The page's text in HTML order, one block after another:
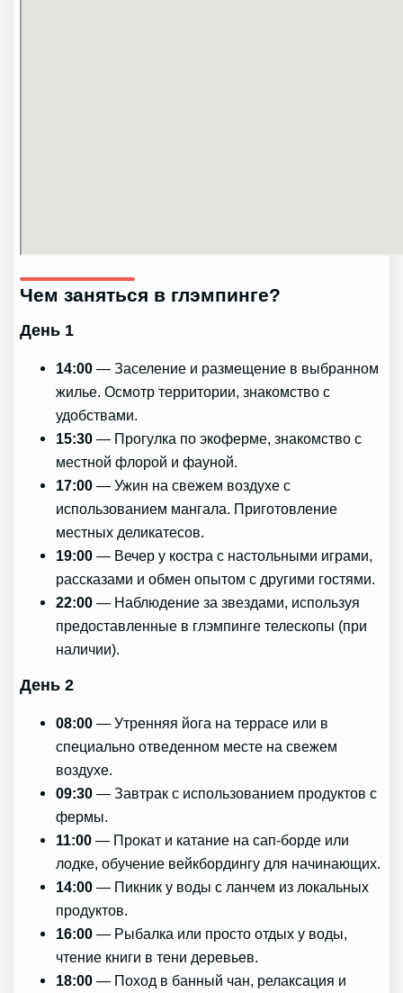
Чем заняться в глэмпинге?
День 1
14:00 — Заселение и размещение в выбранном
жилье. Осмотр территории, знакомство с
удобствами.
15:30 — Прогулка по экоферме, знакомство с
местной флорой и фауной.
17:00 — Ужин на свежем воздухе с
использованием мангала. Приготовление
местных деликатесов.
19:00 — Вечер у костра с настольными играми,
рассказами и обмен опытом с другими гостями.
22:00 — Наблюдение за звездами, используя
предоставленные в глэмпинге телескопы (при
наличии).
День 2
08:00 — Утренняя йога на террасе или в
специально отведенном месте на свежем
воздухе.
09:30 — Завтрак с использованием продуктов с
фермы.
11:00 — Прокат и катание на сап-борде или
лодке, обучение вейкбордингу для начинающих.
14:00 — Пикник у воды с ланчем из локальных
продуктов.
16:00 — Рыбалка или просто отдых у воды,
чтение книги в тени деревьев.
18:00 — Поход в банный чан, релаксация и